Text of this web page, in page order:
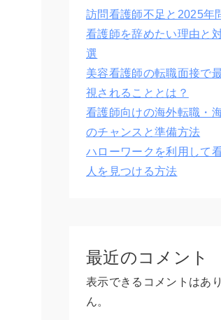
訪問看護師不足と2025年
看護師を辞めたい理由と
選
美容看護師の転職面接で
視されることとは？
看護師向けの海外転職・
のチャンスと準備方法
ハローワークを利用して
人を見つける方法
最近のコメント
表示できるコメントはあ
ん。